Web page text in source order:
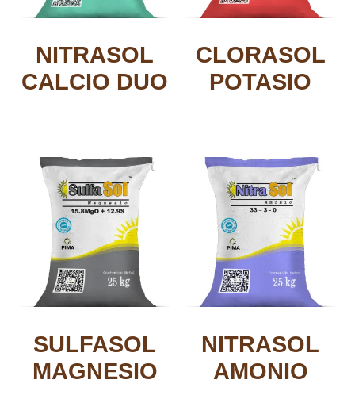
NITRASOL
CALCIO DUO
CLORASOL
POTASIO
SULFASOL
MAGNESIO
NITRASOL
AMONIO